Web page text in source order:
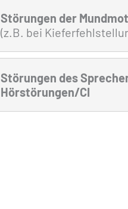
Störungen der
(z.B. bei
Störungen des
Hörstörungen/CI